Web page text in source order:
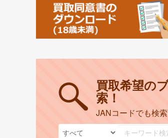
買取希望の
索！
JANコードでも検